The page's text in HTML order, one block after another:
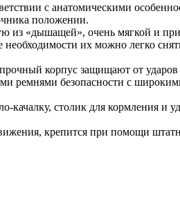
с анатомическими
положении.
из «дышащей», очень мягкой и
их можно легко
корпус защищают от ударов
ремнями безопасности с
качалку, столик для кормления и
крепится при помощи